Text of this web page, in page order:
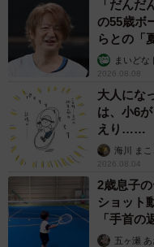
「だん
の55歳ボ
らとの「
まいどな
2026.08.08
大人にな
は、小6
えり……
でいった
海川 まこ
2026.08.04
2歳息子
ショット
「手首の
五ヶ瀬 あ